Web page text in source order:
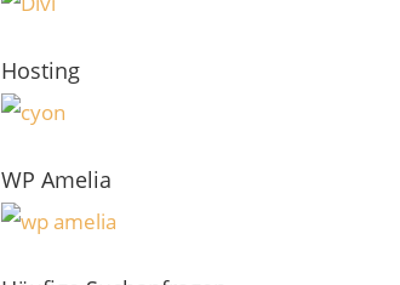
Hosting
WP Amelia